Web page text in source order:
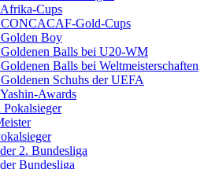
Cups
Gold-Cups
Boy
Balls bei U20-WM
Balls bei Weltmeisterschaften
Schuhs der UEFA
Awards
2. Bundesliga
Bundesliga